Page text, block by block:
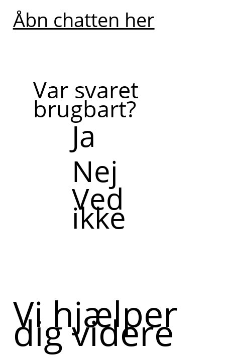
Åbn chatten her
Var svaret
brugbart?
Ja
Nej
Ved
ikke
Vi hjælper
dig videre